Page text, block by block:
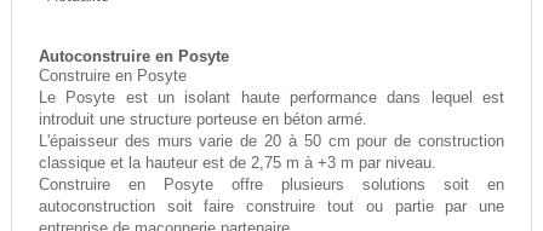
Autoconstruire en Posyte
Construire en Posyte
Le Posyte est un isolant haute performance dans lequel est
introduit une structure porteuse en béton armé.
L'épaisseur des murs varie de 20 à 50 cm pour de construction
classique et la hauteur est de 2,75 m à +3 m par niveau.
Construire en Posyte offre plusieurs solutions soit en
autoconstruction soit faire construire tout ou partie par une